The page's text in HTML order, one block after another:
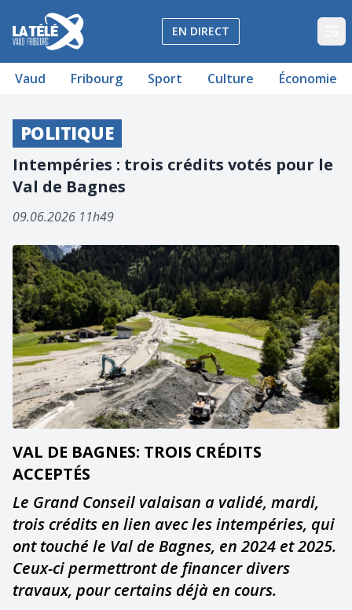
La Télé - Télévision régionale Vaud et Fribourg
EN DIRECT
Vaud Fribourg Sport Culture Économie
POLITIQUE
Intempéries : trois crédits votés pour le
Val de Bagnes
09.06.2026 11h49
VAL DE BAGNES: TROIS CRÉDITS
ACCEPTÉS
Le Grand Conseil valaisan a validé, mardi,
trois crédits en lien avec les intempéries, qui
ont touché le Val de Bagnes, en 2024 et 2025.
Ceux-ci permettront de financer divers
travaux, pour certains déjà en cours.